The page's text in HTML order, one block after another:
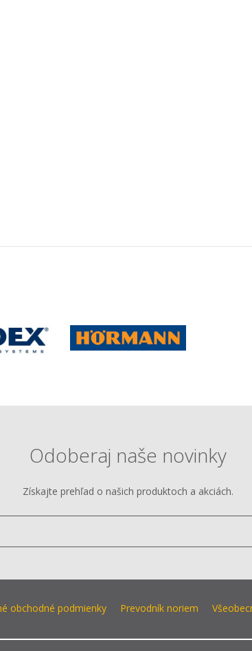
Odoberaj naše novinky
Získajte prehľad o našich produktoch a akciách.
mail
obchodné podmienky Prevodník noriem